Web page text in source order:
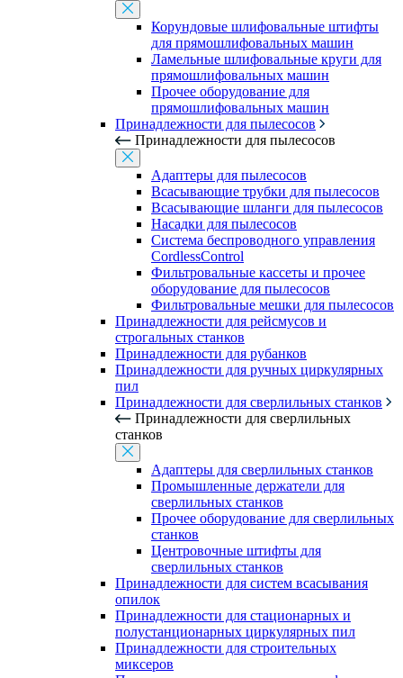
Корундовые шлифовальные штифты
для прямошлифовальных машин
Ламельные шлифовальные круги для
прямошлифовальных машин
Прочее оборудование для
прямошлифовальных машин
Принадлежности для пылесосов
Принадлежности для пылесосов
Адаптеры для пылесосов
Всасывающие трубки для пылесосов
Всасывающие шланги для пылесосов
Насадки для пылесосов
Система беспроводного управления
CordlessControl
Фильтровальные кассеты и прочее
оборудование для пылесосов
Фильтровальные мешки для пылесосов
Принадлежности для рейсмусов и
строгальных станков
Принадлежности для рубанков
Принадлежности для ручных циркулярных
пил
Принадлежности для сверлильных станков
Принадлежности для сверлильных
станков
Адаптеры для сверлильных станков
Промышленные держатели для
сверлильных станков
Прочее оборудование для сверлильных
станков
Центровочные штифты для
сверлильных станков
Принадлежности для систем всасывания
опилок
Принадлежности для стационарных и
полустанционарных циркулярных пил
Принадлежности для строительных
миксеров